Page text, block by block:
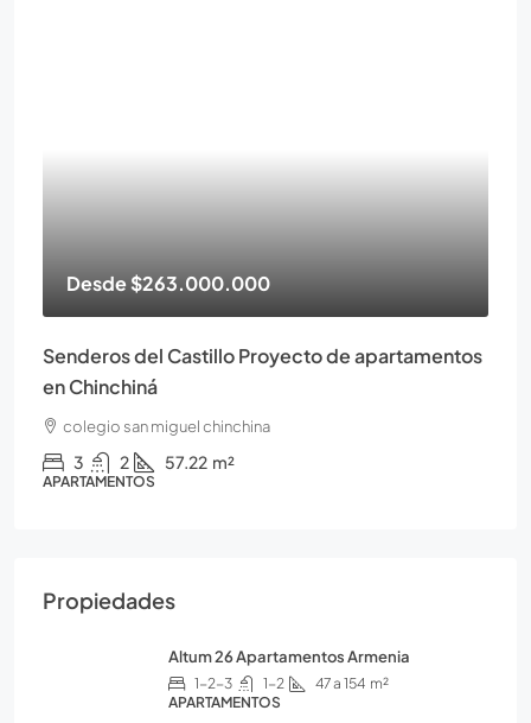
Desde$263.000.000
Senderos del Castillo Proyecto de apartamentos
en Chinchiná
colegio san miguel chinchina
3 2 57.22 m²
APARTAMENTOS
Propiedades
Altum 26 Apartamentos Armenia
1-2-3 1-2 47 a 154 m²
APARTAMENTOS